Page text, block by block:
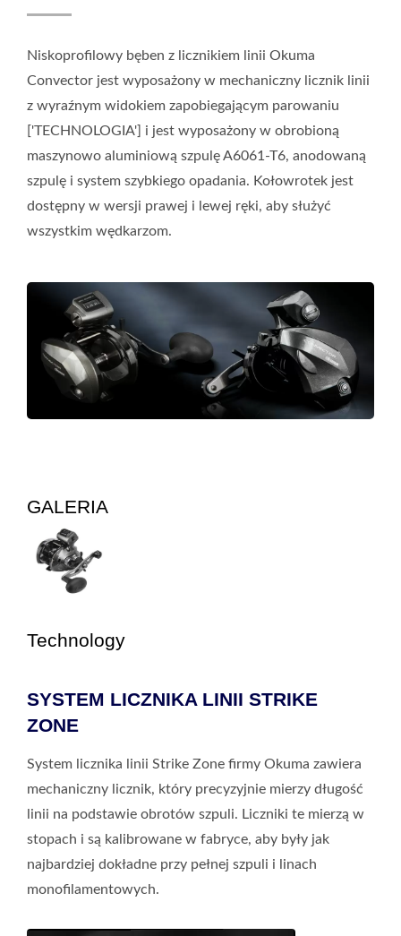
Niskoprofilowy bęben z licznikiem linii Okuma
Convector jest wyposażony w mechaniczny licznik linii
z wyraźnym widokiem zapobiegającym parowaniu
['TECHNOLOGIA'] i jest wyposażony w obrobioną
maszynowo aluminiową szpulę A6061-T6, anodowaną
szpulę i system szybkiego opadania. Kołowrotek jest
dostępny w wersji prawej i lewej ręki, aby służyć
wszystkim wędkarzom.
GALERIA
Technology
SYSTEM LICZNIKA LINII STRIKE
ZONE
System licznika linii Strike Zone firmy Okuma zawiera
mechaniczny licznik, który precyzyjnie mierzy długość
linii na podstawie obrotów szpuli. Liczniki te mierzą w
stopach i są kalibrowane w fabryce, aby były jak
najbardziej dokładne przy pełnej szpuli i linach
monofilamentowych.